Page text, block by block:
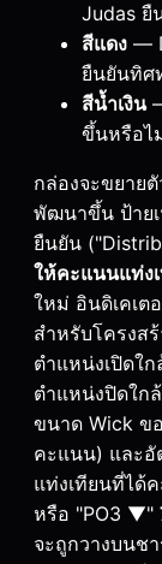
Judas ยื
สีแดง —
ยืนยันทิศ
สีน้ำเงิน
ขึ้นหรือไ
กล่องจะขยาย
พัฒนาขึ้น ป้ายเ
ยืนยัน
ให้คะแนนแท่ง
ใหม่ อินดิเคเต
สำหรับโครงส
ตำแหน่งเปิดใ
ตำแหน่งปิดใก
ขนาด Wick ข
คะแนน) และอั
แท่งเทียนที่ได้
หรือ "PO3 ▼"
จะถูกวางบนช